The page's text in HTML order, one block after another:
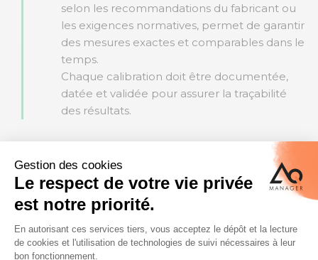
selon les recommandations du fabricant ou
les exigences normatives, permet de garantir
des mesures exactes et comparables dans le
temps.
Chaque calibration doit être documentée,
datée et validée pour assurer la traçabilité
des résultats.
intervention
La fiabilité passe aussi par une
Conserver les rapports d’entretien, de
calibration, de réparation ou de vérification